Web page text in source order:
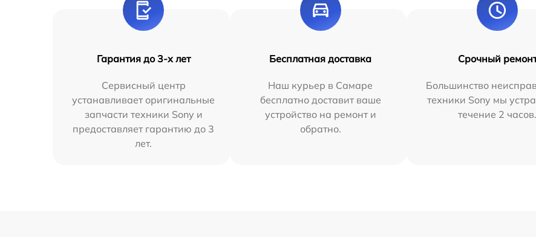
Гарантия до 3-х лет
Сервисный центр
устанавливает оригинальные
запчасти техники Sony и
предоставляет гарантию до 3
лет.
Бесплатная доставка
Наш курьер в Самаре
бесплатно доставит ваше
устройство на ремонт и
обратно.
Срочный
Большинство
техники Sony мы
течение 2 часов.